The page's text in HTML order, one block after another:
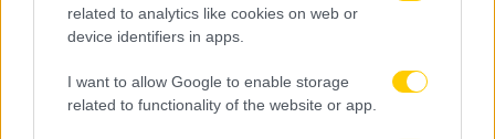
related to analytics like cookies on web or
device identifiers in apps.
I want to allow Google to enable storage
related to functionality of the website or app.